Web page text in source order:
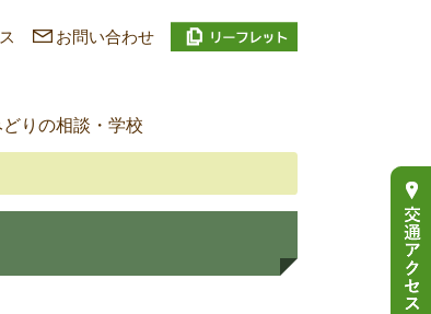
お問い合わせ
どりの相談・学校